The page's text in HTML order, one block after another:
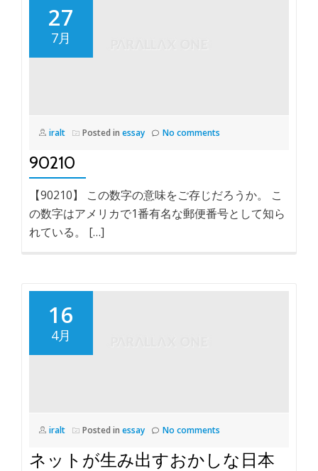
27
7月
iralt Posted in essay No comments
90210
【90210】 この数字の意味をご存じだろうか。 こ
の数字はアメリカで1番有名な郵便番号として知ら
れている。 […]
16
4月
iralt Posted in essay No comments
ネットが生み出すおかしな日本